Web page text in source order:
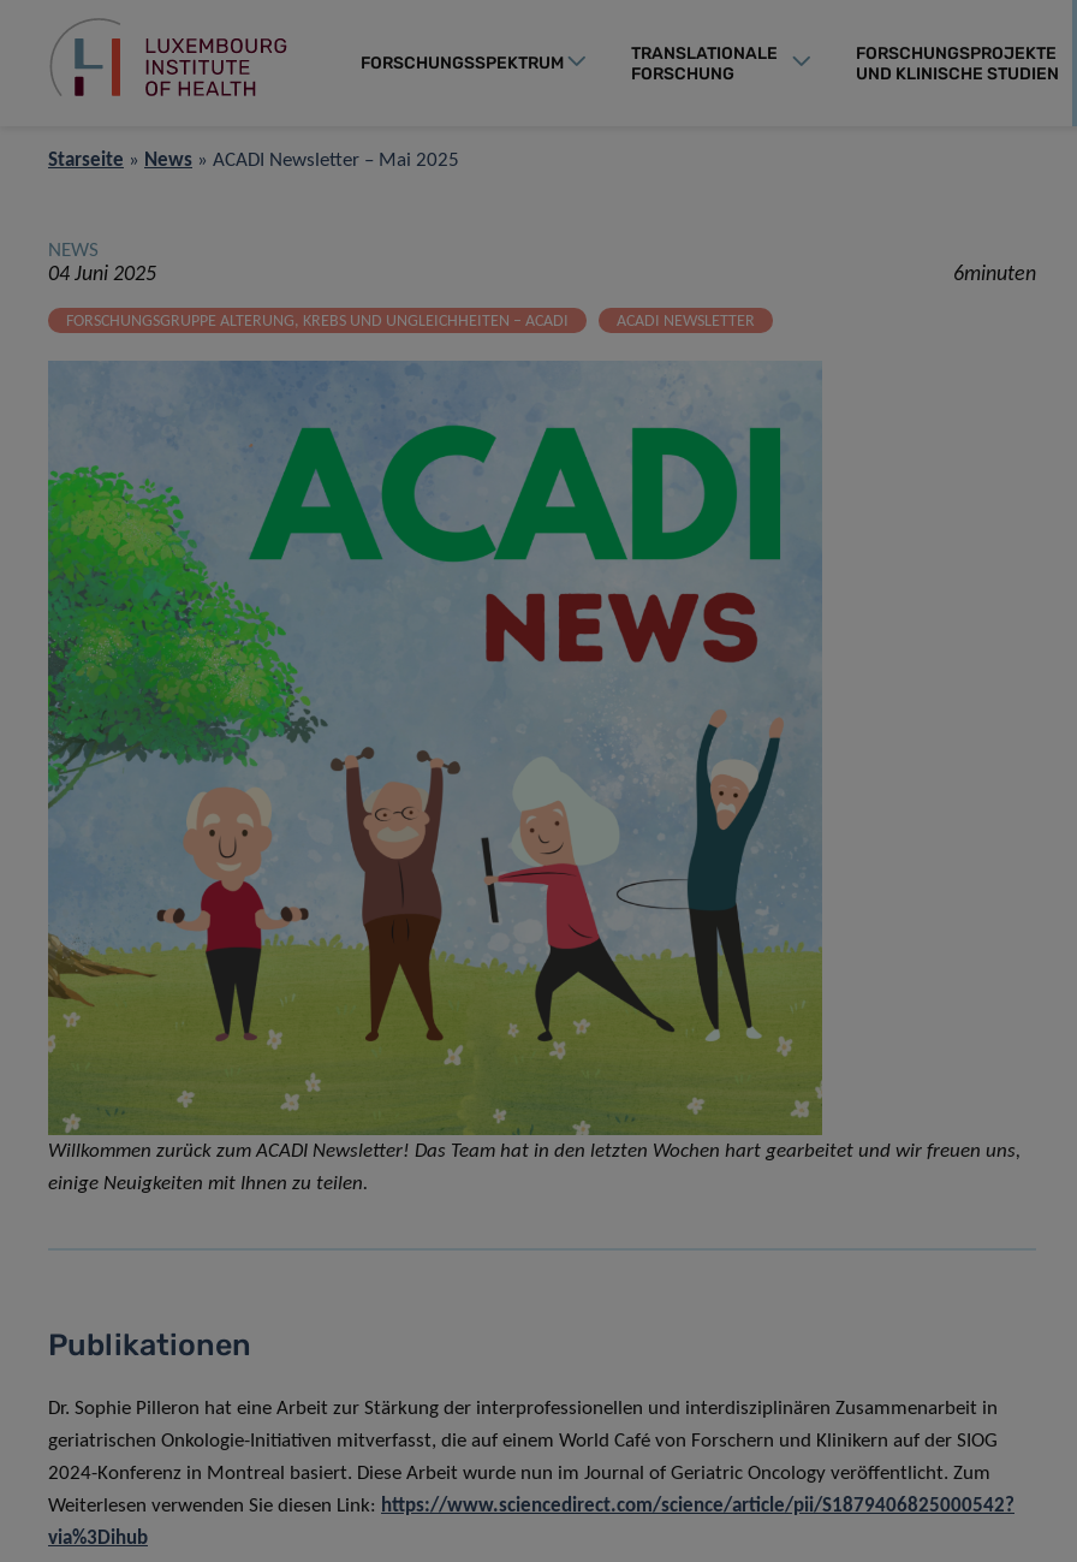
FORSCHUNGSSPEKTRUM
TRANSLATIONALE
FORSCHUNG
FORSCHUNGSPROJEKTE
UND KLINISCHE STUDIEN
Starseite » News » ACADI Newsletter – Mai 2025
NEWS
04 Juni 2025 6minuten
FORSCHUNGSGRUPPE ALTERUNG, KREBS UND UNGLEICHHEITEN – ACADI ACADI NEWSLETTER
Willkommen zurück zum ACADI Newsletter! Das Team hat in den letzten Wochen hart gearbeitet und wir freuen uns,
einige Neuigkeiten mit Ihnen zu teilen.
Publikationen
Dr. Sophie Pilleron hat eine Arbeit zur Stärkung der interprofessionellen und interdisziplinären Zusammenarbeit in
geriatrischen Onkologie-Initiativen mitverfasst, die auf einem World Café von Forschern und Klinikern auf der SIOG
2024-Konferenz in Montreal basiert. Diese Arbeit wurde nun im Journal of Geriatric Oncology veröffentlicht. Zum
Weiterlesen verwenden Sie diesen Link: https://www.sciencedirect.com/science/article/pii/S1879406825000542?
via%3Dihub